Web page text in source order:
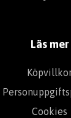
Läs mer
Cookies